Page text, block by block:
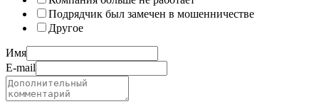
Подрядчик был замечен в мошенничестве
Другое
Имя
E-mail